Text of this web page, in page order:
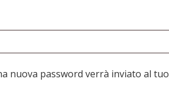
nuova password verrà inviato al tuo